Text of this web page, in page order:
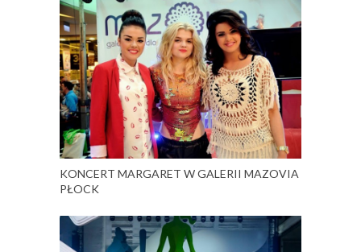
KONCERT MARGARET W GALERII MAZOVIA
PŁOCK